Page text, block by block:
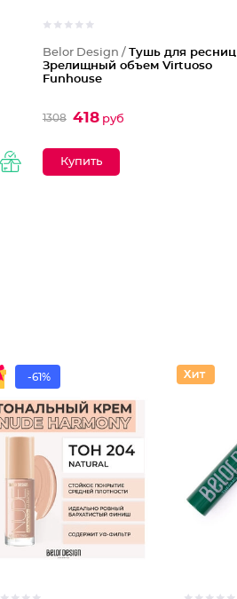
Belor Design /
Тушь для ресниц
Зрелищный объем Virtuoso
Funhouse
1308 418руб
-61%